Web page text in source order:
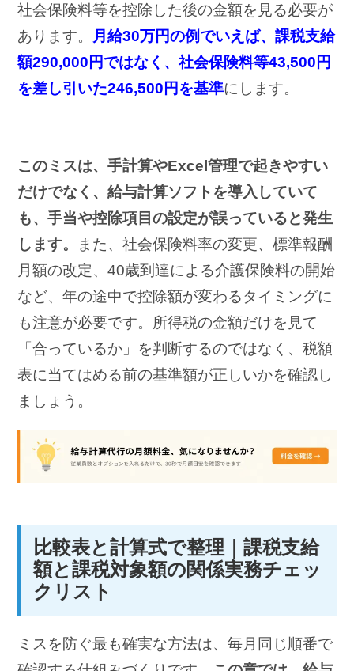
社会保険料等を控除した後の金額を見る必要が
あります。
月給30万円の例でいえば、課税支給
額290,000円ではなく、社会保険料等43,500円
を差し引いた246,500円を基準にします。
このミスは、手計算やExcel管理で起きやすい
だけでなく、給与計算ソフトを導入していて
も、手当や控除項目の設定が誤っていると発生
します。
また、社会保険料率の変更、標準報酬
月額の改定、40歳到達による介護保険料の開始
など、年の途中で控除額が変わるタイミングに
も注意が必要です。所得税の金額だけを見て
「合っているか」を判断するのではなく、税額
表に当てはめる前の基準額が正しいかを確認し
ましょう。
比較表と計算式で整理｜課税支給
額と課税対象額の関係実務チェッ
クリスト
ミスを防ぐ最も確実な方法は、毎月同じ順番で